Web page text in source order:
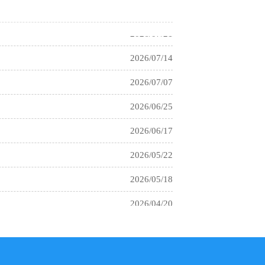
2026/07/14
2026/07/07
2026/06/25
2026/06/17
2026/05/22
2026/05/18
2026/04/20